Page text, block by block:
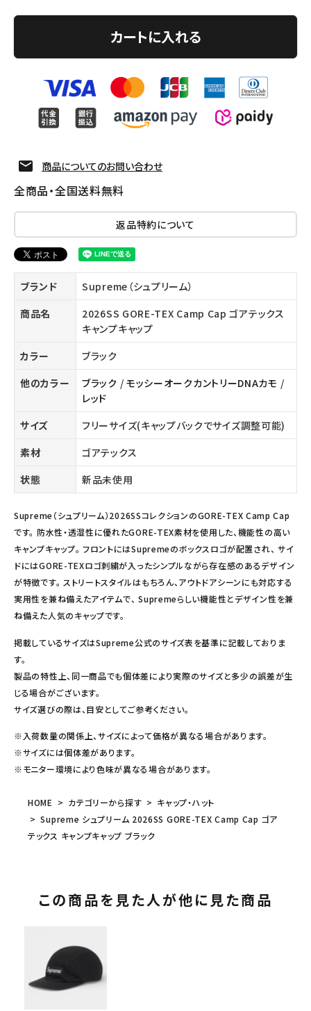
Follow usカートに入れる
商品についてのお問い合わせ
全商品・全国送料無料
返品特約について
ブランド
Supreme（シュプリーム）
商品名
2026SS GORE-TEX Camp Cap ゴアテックス
キャンプキャップ
カラー
ブラック
他のカラー
ブラック / モッシーオークカントリーDNAカモ /
レッド
サイズ
フリーサイズ(キャップバックでサイズ調整可能)
素材
ゴアテックス
状態
新品未使用
Supreme（シュプリーム）2026SSコレクションのGORE-TEX Camp Cap
です。 防水性・透湿性に優れたGORE-TEX素材を使用した、機能性の高い
キャンプキャップ。 フロントにはSupremeのボックスロゴが配置され、 サイ
ドにはGORE-TEXロゴ刺繍が入ったシンプルながら存在感のあるデザイン
が特徴です。 ストリートスタイルはもちろん、アウトドアシーンにも対応する
実用性を兼ね備えたアイテムで、 Supremeらしい機能性とデザイン性を兼
ね備えた人気のキャップです。
掲載しているサイズはSupreme公式のサイズ表を基準に記載しておりま
す。
製品の特性上、同一商品でも個体差により実際のサイズと多少の誤差が生
じる場合がございます。
サイズ選びの際は、目安としてご参考ください。
※入荷数量の関係上、サイズによって価格が異なる場合があります。
※サイズには個体差があります。
※モニター環境により色味が異なる場合があります。
HOME カテゴリーから探す
キャップ・ハット
Supreme シュプリーム 2026SS GORE-TEX Camp Cap ゴア
テックス キャンプキャップ ブラック
この商品を見た人が他に見た商品